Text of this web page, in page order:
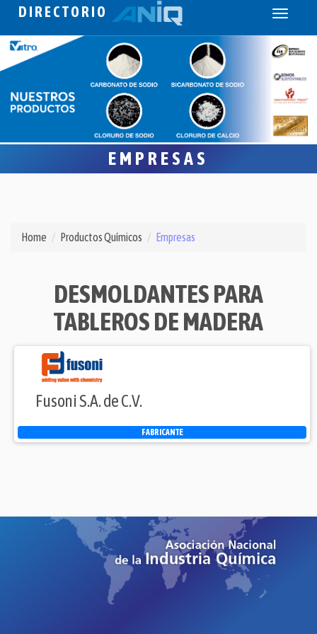
DIRECTORIO
Toggle
EMPRESAS
Home Productos Químicos Empresas
DESMOLDANTES PARA
TABLEROS DE MADERA
Fusoni S.A. de C.V.
FABRICANTE